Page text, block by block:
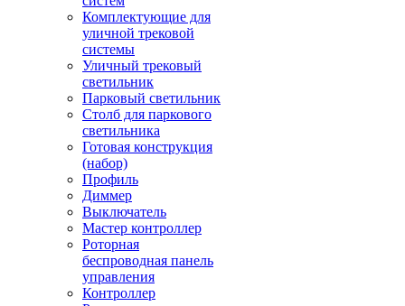
Комплектующие для
уличной трековой
системы
Уличный трековый
светильник
Парковый светильник
Столб для паркового
светильника
Готовая конструкция
(набор)
Профиль
Диммер
Выключатель
Мастер контроллер
Роторная
беспроводная панель
управления
Контроллер